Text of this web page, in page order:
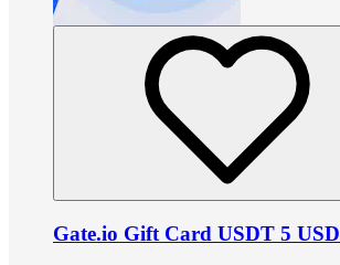
Gate.io Gift Card USDT 5 USD